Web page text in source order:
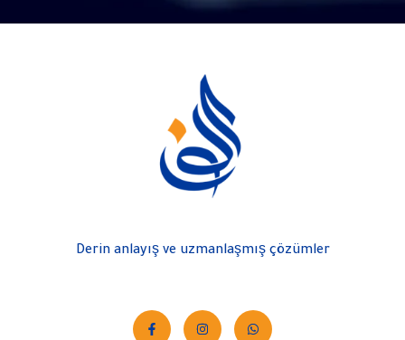
Derin anlayış ve uzmanlaşmış çözümler